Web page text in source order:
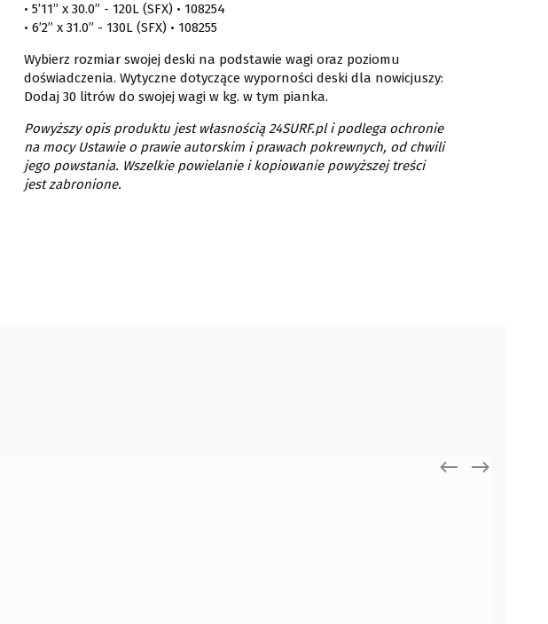
• 5’11” x 30.0” - 120L (SFX) • 108254
• 6’2” x 31.0” - 130L (SFX) • 108255
Wybierz rozmiar swojej deski na podstawie wagi oraz poziomu
doświadczenia. Wytyczne dotyczące wyporności deski dla nowicjuszy:
Dodaj 30 litrów do swojej wagi w kg. w tym pianka.
Powyższy opis produktu jest własnością 24SURF.pl i podlega ochronie
na mocy Ustawie o prawie autorskim i prawach pokrewnych, od chwili
jego powstania. Wszelkie powielanie i kopiowanie powyższej treści
jest zabronione.